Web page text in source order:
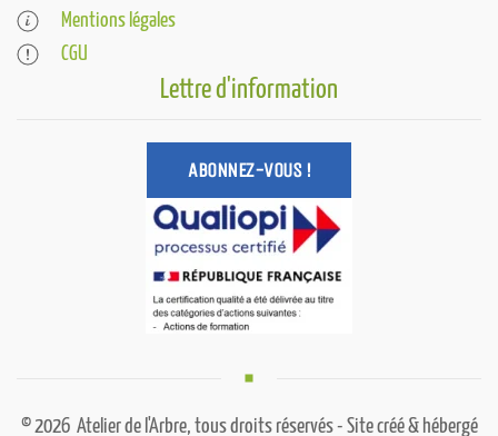
Mentions légales
CGU
Lettre d'information
ABONNEZ-VOUS !
©2026Atelier de l'Arbre, tous droits réservés - Site créé & hébergé